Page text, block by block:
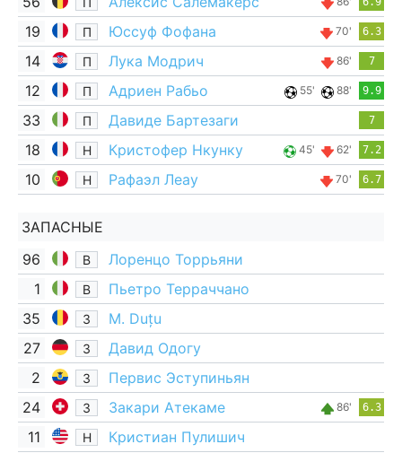
19 П Юссуф Фофана 70' 6.3
14 П Лука Модрич 86' 7
12 П Адриен Рабьо 55' 88' 9.9
33 П Давиде Бартезаги 7
18 Н Кристофер Нкунку 45' 62' 7.2
10 Н Рафаэл Леау 70' 6.7
ЗАПАСНЫЕ
96
В
Лоренцо Торрьяни
1
В
Пьетро Терраччано
35
З
M. Duțu
27
З
Давид Одогу
2
З
Первис Эступиньян
24
З Закари Атекаме 86' 6.3
11 Н
Кристиан Пулишич